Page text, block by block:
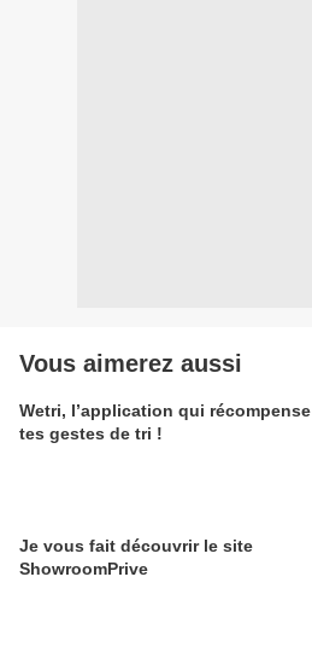
Vous aimerez aussi
Wetri, l’application qui récompense
tes gestes de tri !
Je vous fait découvrir le site
ShowroomPrive